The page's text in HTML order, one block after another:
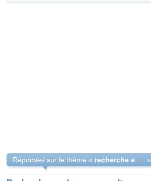
Réponses sur le thème « »